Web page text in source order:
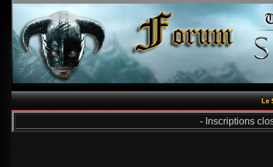
Le
- Inscriptions